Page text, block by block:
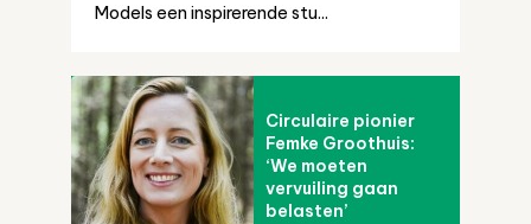
Models een inspirerende stu...
Circulaire pionier
Femke Groothuis:
‘We moeten
vervuiling gaan
belasten’